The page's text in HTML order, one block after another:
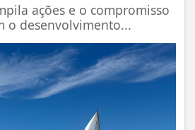
ações e o compromisso
o desenvolvimento...